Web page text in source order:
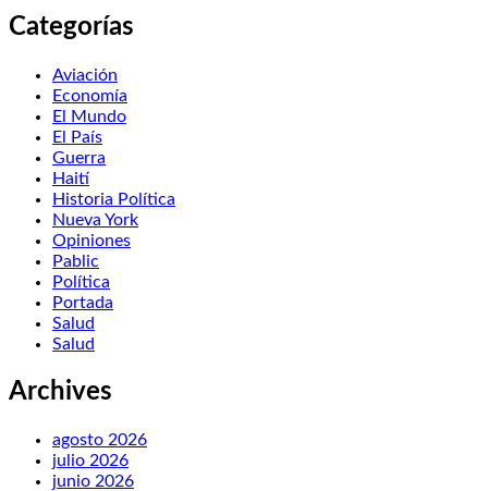
Categorías
Aviación
Economía
El Mundo
El País
Guerra
Haití
Historia Política
Nueva York
Opiniones
Pablic
Política
Portada
Salud
Salud
Archives
agosto 2026
julio 2026
junio 2026